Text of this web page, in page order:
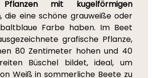
Pflanzen mit kugelförmigen
, die eine schöne grauweiße oder
Farbe haben. Im Beet
grafische Pflanze,
80 Zentimeter hohen und 40
Büschel bildet, ideal, um
Weiß in sommerliche Beete zu